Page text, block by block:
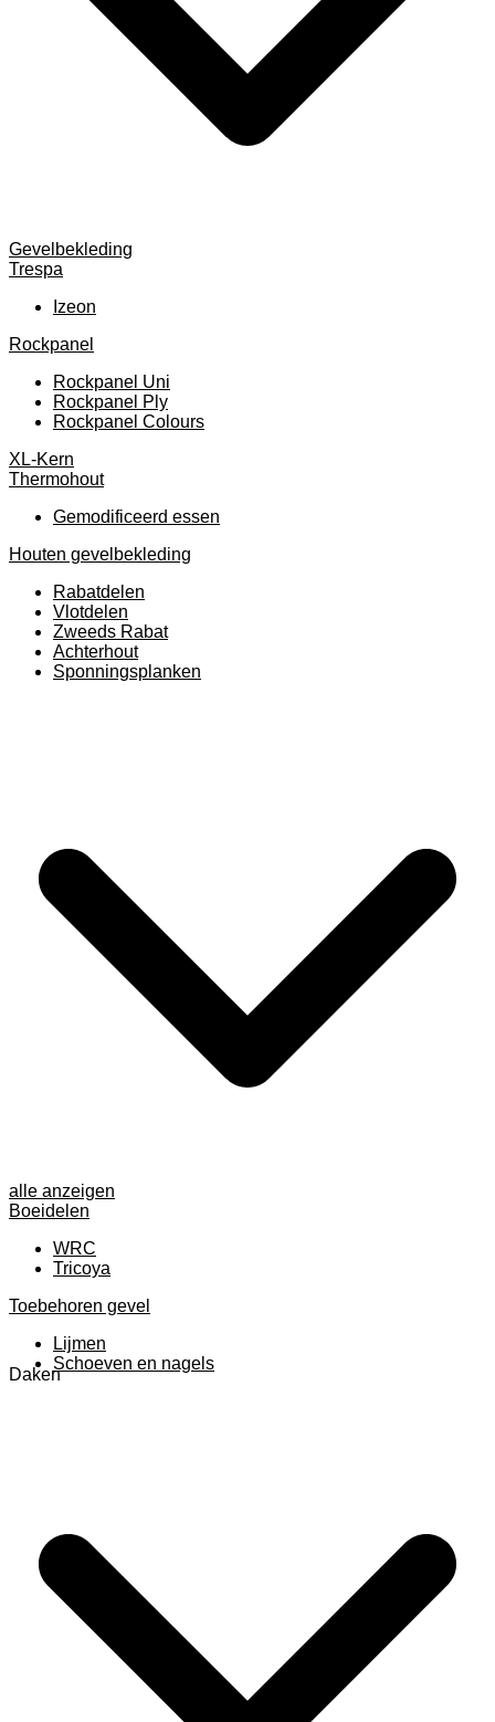
Gevelbekleding
Trespa
Izeon
Rockpanel
Rockpanel Uni
Rockpanel Ply
Rockpanel Colours
XL-Kern
Thermohout
Gemodificeerd essen
Houten gevelbekleding
Rabatdelen
Vlotdelen
Zweeds Rabat
Achterhout
Sponningsplanken
alle anzeigen
Boeidelen
WRC
Tricoya
Toebehoren gevel
Lijmen
Schoeven en nagels
Daken